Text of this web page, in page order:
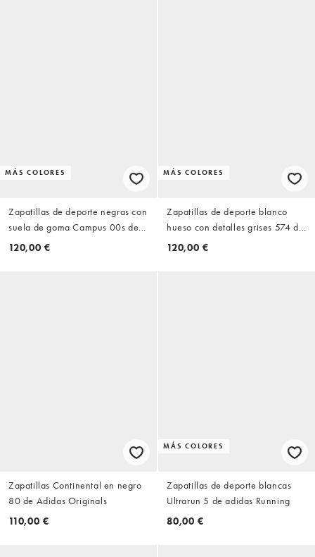
MÁS COLORES
Zapatillas de deporte negras con
suela de goma Campus 00s de
adidas Originals
120,00 €
MÁS COLORES
Zapatillas de deporte blanco
hueso con detalles grises 574 de
New Balance
120,00 €
Zapatillas Continental en negro
80 de Adidas Originals
110,00 €
MÁS COLORES
Zapatillas de deporte blancas
Ultrarun 5 de adidas Running
80,00 €